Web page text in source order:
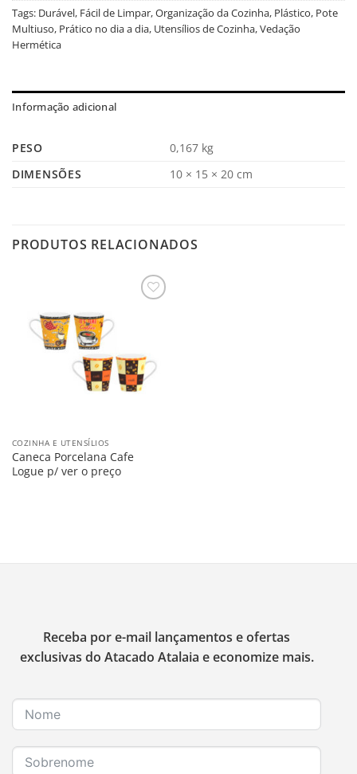
Tags: Durável, Fácil de Limpar,Organização da Cozinha, Plástico, Pote
Multiuso, Prático no dia a dia, Utensílios de Cozinha,Vedação
Hermética
Informação adicional
PESO
0,167 kg
DIMENSÕES
10 × 15 × 20 cm
PRODUTOS RELACIONADOS
COZINHA E UTENSÍLIOS
Caneca Porcelana Cafe
Logue p/ ver o preço
Receba por e-mail lançamentos e ofertas
exclusivas do Atacado Atalaia e economize mais.